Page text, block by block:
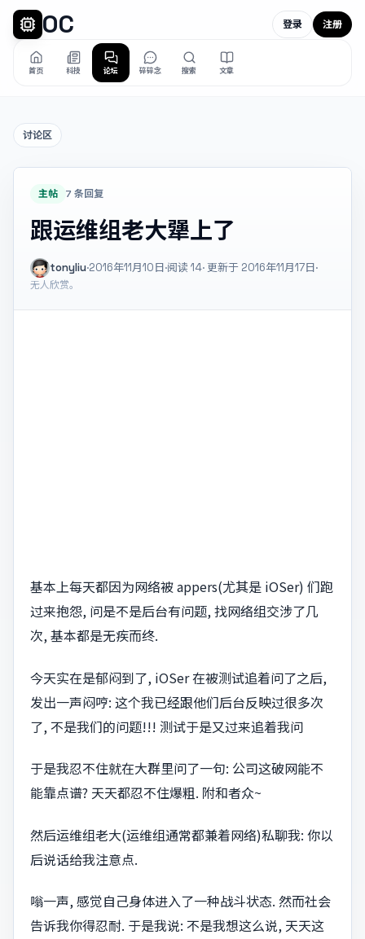
OC
首页 科技 论坛 碎碎念 搜索 文章
登录 注册
讨论区
主帖 7 条回复
跟运维组老大犟上了
tonyliu·2016年11月10日·阅读 14· 更新于 2016年11月17日·
无人欣赏。
基本上每天都因为网络被 appers(尤其是 iOSer) 们跑
过来抱怨, 问是不是后台有问题, 找网络组交涉了几
次, 基本都是无疾而终.
今天实在是郁闷到了, iOSer 在被测试追着问了之后,
发出一声闷哼: 这个我已经跟他们后台反映过很多次
了, 不是我们的问题!!! 测试于是又过来追着我问
于是我忍不住就在大群里问了一句: 公司这破网能不
能靠点谱? 天天都忍不住爆粗. 附和者众~
然后运维组老大(运维组通常都兼着网络)私聊我: 你以
后说话给我注意点.
嗡一声, 感觉自己身体进入了一种战斗状态. 然而社会
告诉我你得忍耐. 于是我说: 不是我想这么说, 天天这